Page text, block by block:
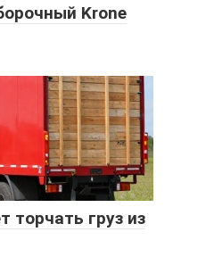
Krone
торчать груз из